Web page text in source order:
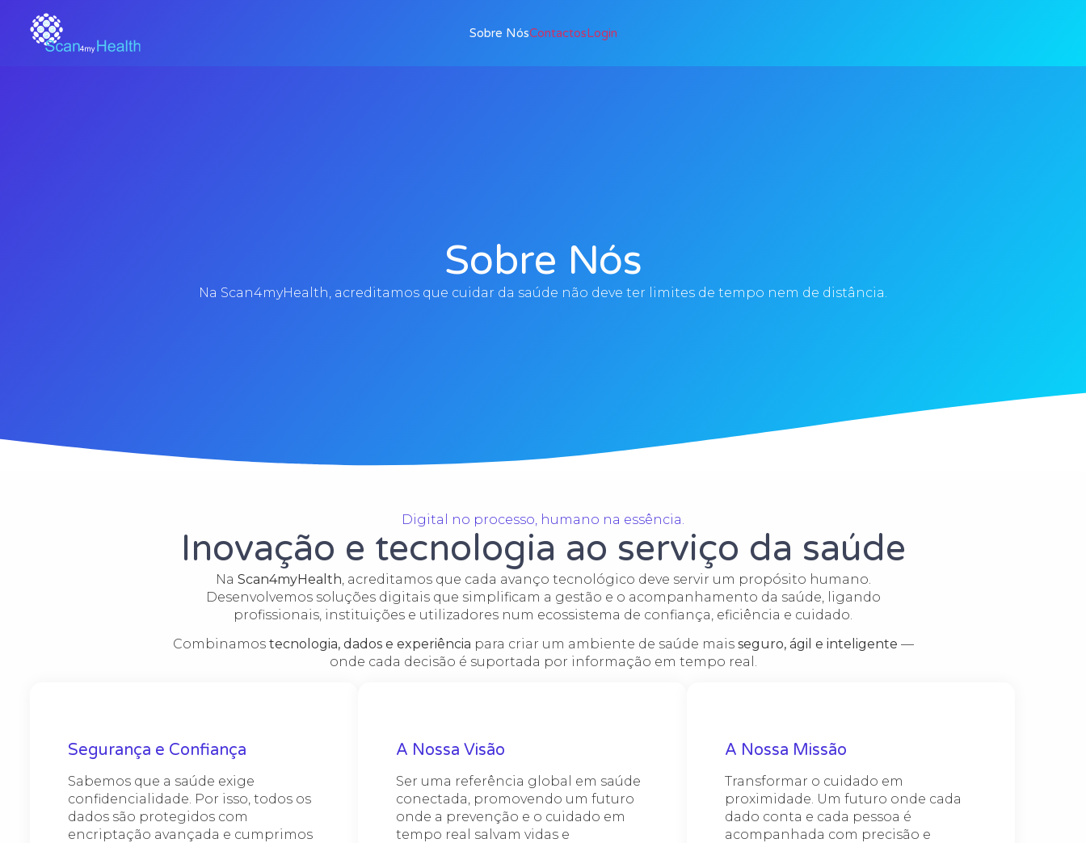
Sobre NósContactosLogin
Sobre Nós
Na Scan4myHealth, acreditamos que cuidar da saúde não deve ter limites de tempo nem de distância.​
Digital no processo, humano na essência.
Inovação e tecnologia ao serviço da saúde
Na Scan4myHealth , acreditamos que cada avanço tecnológico deve servir um propósito humano.
Desenvolvemos soluções digitais que simplificam a gestão e o acompanhamento da saúde, ligando
profissionais, instituições e utilizadores num ecossistema de confiança, eficiência e cuidado.
Combinamos tecnologia, dados e experiência para criar um ambiente de saúde mais seguro, ágil e inteligente —
onde cada decisão é suportada por informação em tempo real.
Segurança e Confiança​
Sabemos que a saúde exige
confidencialidade. Por isso, todos os
dados são protegidos com
encriptação avançada e cumprimos
A Nossa Visão
Ser uma referência global em saúde
conectada, promovendo um futuro
onde a prevenção e o cuidado em
tempo real salvam vidas e
A Nossa Missão
Transformar o cuidado em
proximidade. Um futuro onde cada
dado conta e cada pessoa é
acompanhada com precisão e